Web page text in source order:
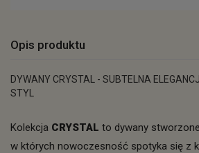
Opis produktu
DYWANY CRYSTAL - SUBTELNA
STYL
Kolekcja CRYSTAL to dywany
w których nowoczesność spotyka się z